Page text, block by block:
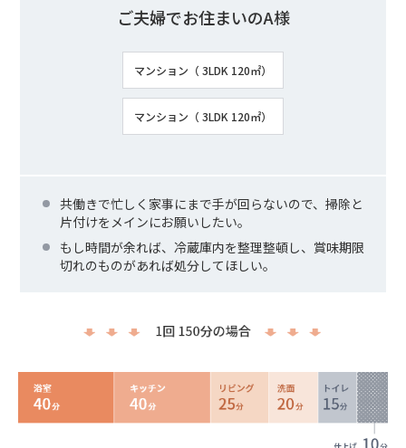
ご夫婦でお住まいのA様
マンション（ 3LDK 120㎡）
マンション（ 3LDK 120㎡）
共働きで忙しく家事にまで手が回らないので、掃除と
片付けをメインにお願いしたい。
もし時間が余れば、冷蔵庫内を整理整頓し、賞味期限
切れのものがあれば処分してほしい。